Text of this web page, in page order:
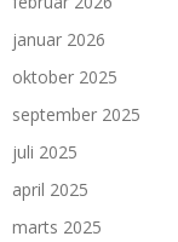
januar 2026
oktober 2025
september 2025
juli 2025
april 2025
marts 2025